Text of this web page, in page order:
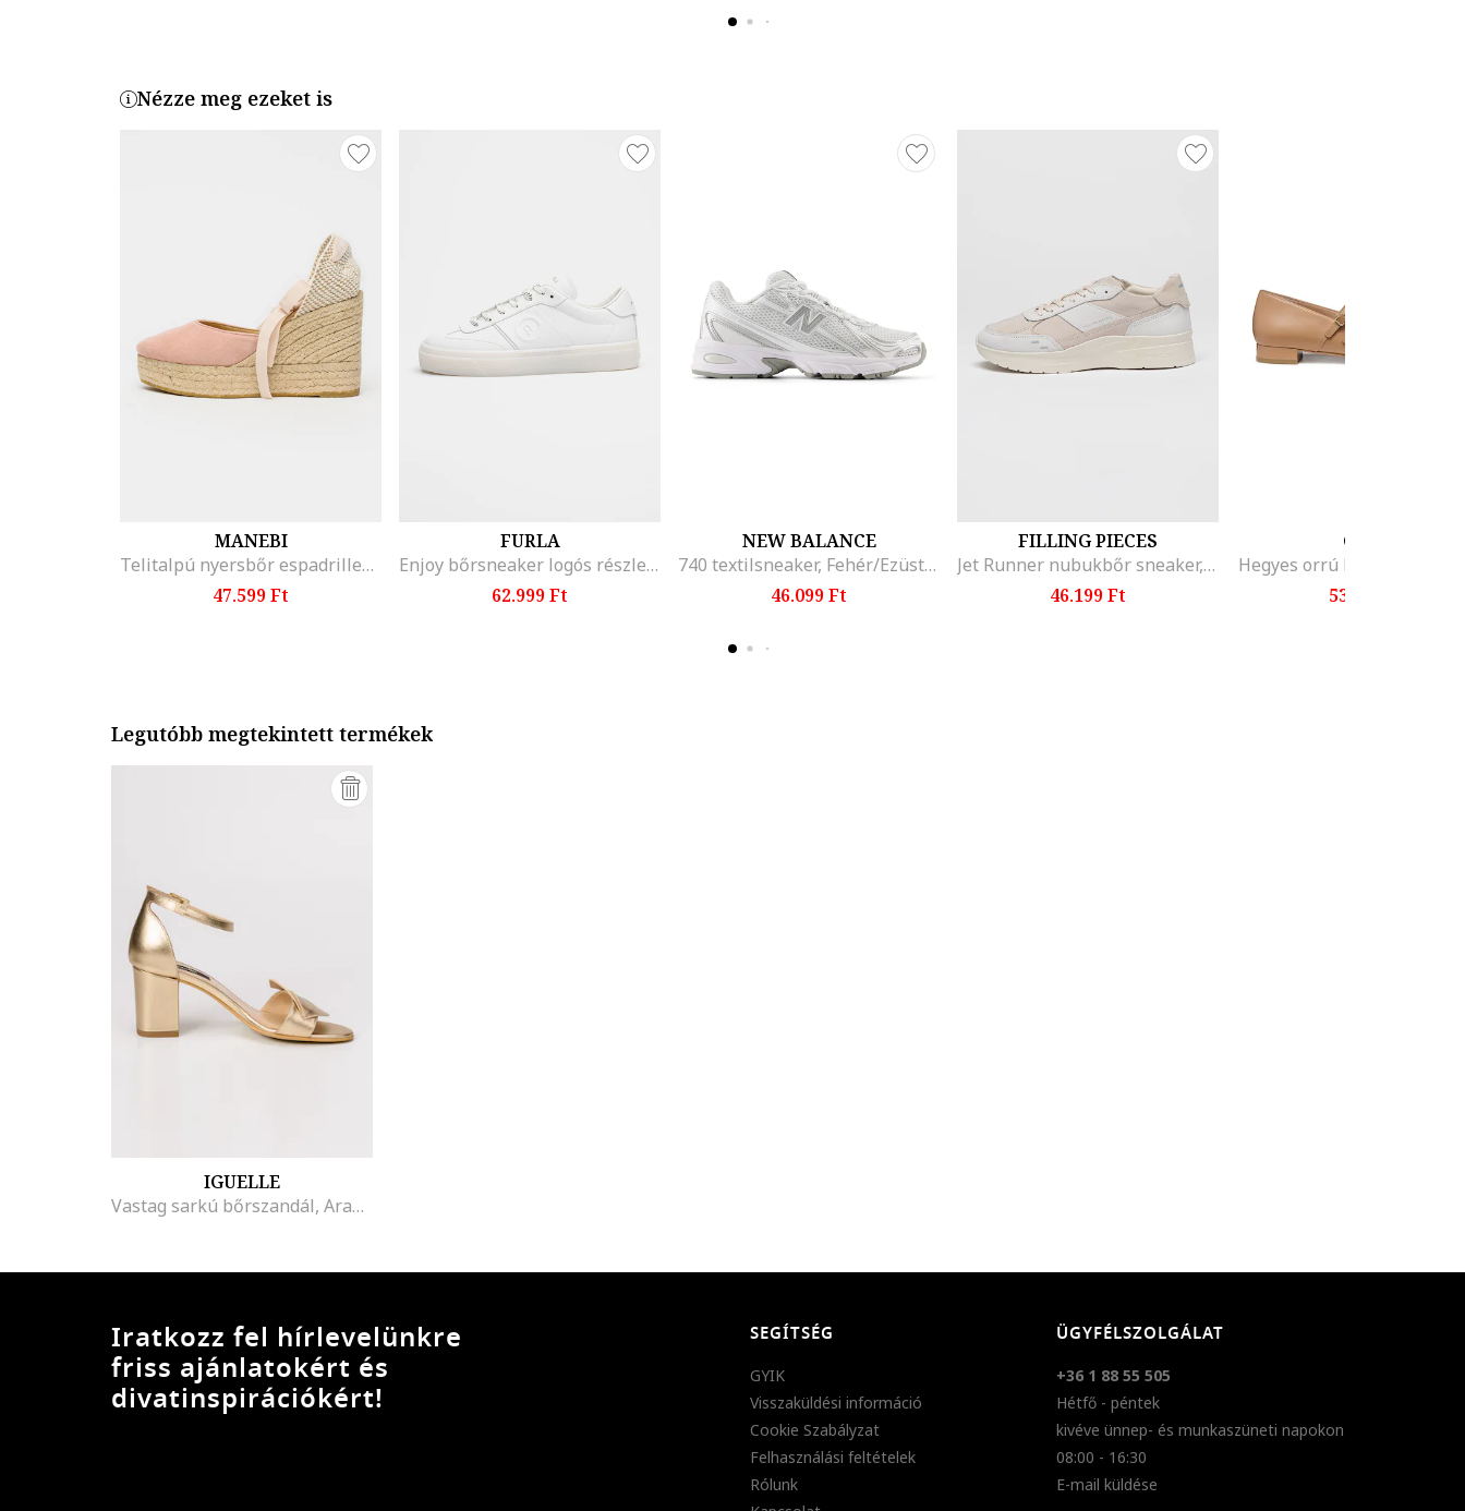
Nézze meg ezeket is
MANEBI
Telitalpú nyersbőr espadrilles, Bézs/Rózsaszín
47.599 Ft
FURLA
Enjoy bőrsneaker logós részlettel az oldalán, Fehér
62.999 Ft
NEW BALANCE
740 textilsneaker, Fehér/Ezüstszín
46.099 Ft
FILLING PIECES
Jet Runner nubukbőr sneaker, Fehér/Világos tópbarna
46.199 Ft
GEOX
Hegyes orrú bőrcipő,
53.099 Ft
Legutóbb megtekintett termékek
IGUELLE
Vastag sarkú bőrszandál, Aranyszín
Iratkozz fel hírlevelünkre
friss ajánlatokért és
divatinspirációkért!
SEGÍTSÉG
GYIK
Visszaküldési információ
Cookie Szabályzat
Felhasználási feltételek
Rólunk
ÜGYFÉLSZOLGÁLAT
+36 1 88 55 505
Hétfő - péntek
kivéve ünnep- és munkaszüneti napokon
08:00 - 16:30
E-mail küldése